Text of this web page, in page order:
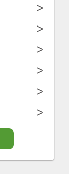
>
>
>
>
>
>